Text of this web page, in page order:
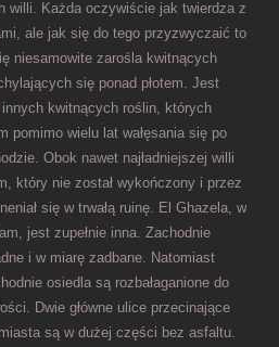
willi. Każda oczywiście jak twierdza z
ale jak się do tego przyzwyczaić to
niesamowite zarośla kwitnących
się ponad płotem. Jest
innych kwitnących roślin, których
pomimo wielu lat wałęsania się po
Obok nawet najładniejszej willi
który nie został wykończony i przez
się w trwałą ruinę. El Ghazela, w
jest zupełnie inna. Zachodnie
i w miarę zadbane. Natomiast
osiedla są rozbałaganione do
Dwie główne ulice przecinające
są w dużej części bez asfaltu.